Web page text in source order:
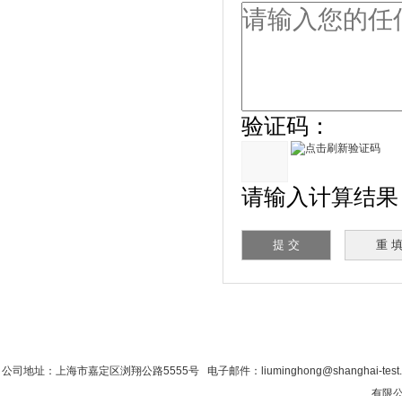
验证码：
请输入计算结果
公司地址：上海市嘉定区浏翔公路5555号 电子邮件：liuminghong@shanghai-
有限